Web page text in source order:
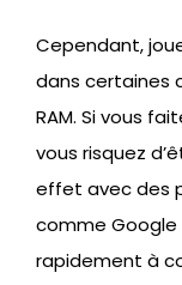
Cependant,
dans certaines
RAM. Si vous
vous risquez
effet avec des
comme Google
rapidement à